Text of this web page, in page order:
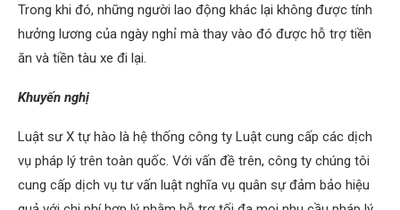
Trong khi đó, những người lao động khác lại không được tính
hưởng lương của ngày nghỉ mà thay vào đó được hỗ trợ tiền
ăn và tiền tàu xe đi lại.
Khuyến nghị
Luật sư X tự hào là hệ thống công ty Luật cung cấp các dịch
vụ pháp lý trên toàn quốc. Với vấn đề trên, công ty chúng tôi
cung cấp dịch vụ tư vấn luật nghĩa vụ quân sự đảm bảo hiệu